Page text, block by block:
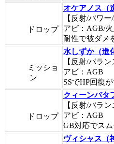
ドロップ
オケアノス（
【反射/パワー/
アビ：AGB/
耐性で被ダメ
ミッショ
ン
水しずか（進
【反射/バラン
アビ：AGB
SSでHP回復が
ドロップ
クィーンバタ
【反射/バラン
アビ：AGB
GB対応でスム
ヴィシャス（